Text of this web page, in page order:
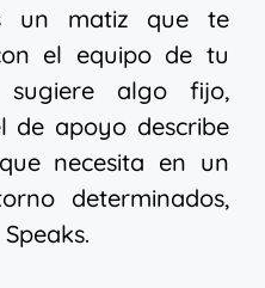
un matiz que te
el equipo de tu
algo fijo,
de apoyo describe
necesita en un
determinados,